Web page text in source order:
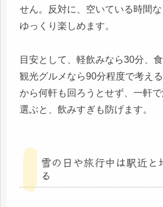
せん。反対に、空いている時間
ゆっくり楽しめます。
目安として、軽飲みなら30分、
観光グルメなら90分程度で考え
から何軒も回ろうとせず、一軒
選ぶと、飲みすぎも防げます。
雪の日や旅行中は駅近と
る